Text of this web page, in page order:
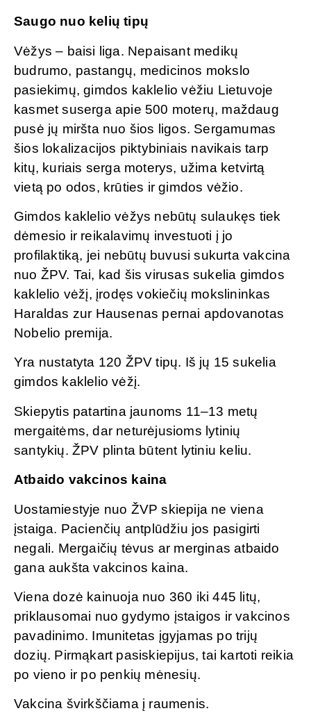
Saugo nuo kelių tipų
Vėžys – baisi liga. Nepaisant medikų
budrumo, pastangų, medicinos mokslo
pasiekimų, gimdos kaklelio vėžiu Lietuvoje
kasmet suserga apie 500 moterų, maždaug
pusė jų miršta nuo šios ligos. Sergamumas
šios lokalizacijos piktybiniais navikais tarp
kitų, kuriais serga moterys, užima ketvirtą
vietą po odos, krūties ir gimdos vėžio.
Gimdos kaklelio vėžys nebūtų sulaukęs tiek
dėmesio ir reikalavimų investuoti į jo
profilaktiką, jei nebūtų buvusi sukurta vakcina
nuo ŽPV. Tai, kad šis virusas sukelia gimdos
kaklelio vėžį, įrodęs vokiečių mokslininkas
Haraldas zur Hausenas pernai apdovanotas
Nobelio premija.
Yra nustatyta 120 ŽPV tipų. Iš jų 15 sukelia
gimdos kaklelio vėžį.
Skiepytis patartina jaunoms 11–13 metų
mergaitėms, dar neturėjusioms lytinių
santykių. ŽPV plinta būtent lytiniu keliu.
Atbaido vakcinos kaina
Uostamiestyje nuo ŽVP skiepija ne viena
įstaiga. Pacienčių antplūdžiu jos pasigirti
negali. Mergaičių tėvus ar merginas atbaido
gana aukšta vakcinos kaina.
Viena dozė kainuoja nuo 360 iki 445 litų,
priklausomai nuo gydymo įstaigos ir vakcinos
pavadinimo. Imunitetas įgyjamas po trijų
dozių. Pirmąkart pasiskiepijus, tai kartoti reikia
po vieno ir po penkių mėnesių.
Vakcina švirkščiama į raumenis.